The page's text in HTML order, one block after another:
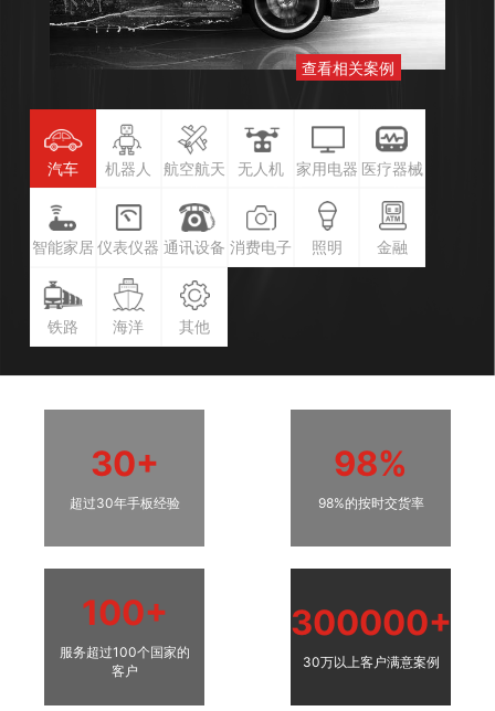
查看相关案例
汽车 机器人 航空航天 无人机 家用电器 医疗器械
智能家居 仪表仪器 通讯设备 消费电子 照明 金融
铁路 海洋 其他
30+
超过30年手板经验
98%
98%的按时交货率
100+
服务超过100个国家的
客户
300000+
30万以上客户满意案例